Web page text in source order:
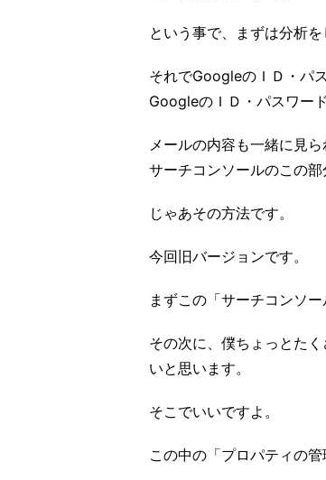
という事で、まずは分析
それでGoogleのＩＤ・パ
GoogleのＩＤ・パスワー
メールの内容も一緒に見
サーチコンソールのこの
じゃあその方法です。
今回旧バージョンです。
まずこの「サーチコンソー
その次に、僕ちょっとた
いと思います。
そこでいいですよ。
この中の「プロパティの管